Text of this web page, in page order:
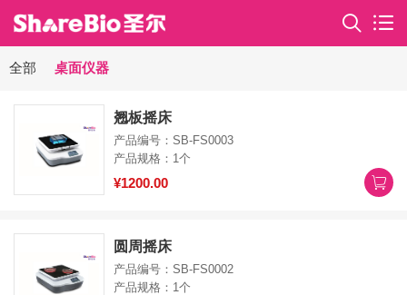
全部 桌面仪器
翘板摇床
产品编号：SB-FS0003
产品规格：1个
¥1200.00
圆周摇床
产品编号：SB-FS0002
产品规格：1个